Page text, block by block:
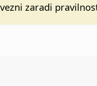
zaradi